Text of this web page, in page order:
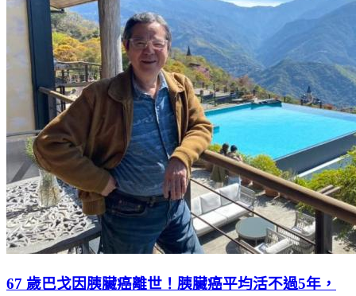
67 歲巴戈因胰臟癌離世！胰臟癌平均活不過5年，